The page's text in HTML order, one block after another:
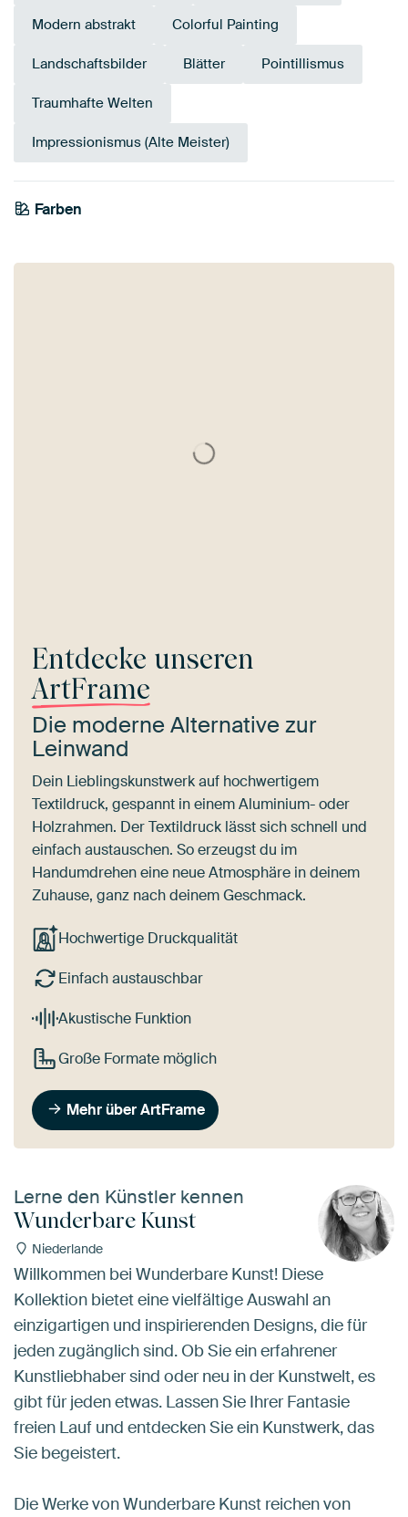
Modern abstrakt Colorful Painting
Landschaftsbilder Blätter Pointillismus
Traumhafte Welten
Impressionismus (Alte Meister)
Farben
Teal
Smaragdgrün
Early Dew
Entdecke unseren
ArtFrame
Die moderne Alternative zur
Leinwand
Dein Lieblingskunstwerk auf hochwertigem
Textildruck, gespannt in einem Aluminium- oder
Holzrahmen. Der Textildruck lässt sich schnell und
einfach austauschen. So erzeugst du im
Handumdrehen eine neue Atmosphäre in deinem
Zuhause, ganz nach deinem Geschmack.
Hochwertige Druckqualität
Einfach austauschbar
Akustische Funktion
Große Formate möglich
Mehr über ArtFrame
Lerne den Künstler kennen
Wunderbare Kunst
Niederlande
Willkommen bei Wunderbare Kunst! Diese
Kollektion bietet eine vielfältige Auswahl an
einzigartigen und inspirierenden Designs, die für
jeden zugänglich sind. Ob Sie ein erfahrener
Kunstliebhaber sind oder neu in der Kunstwelt, es
gibt für jeden etwas. Lassen Sie Ihrer Fantasie
freien Lauf und entdecken Sie ein Kunstwerk, das
Sie begeistert.
Die Werke von Wunderbare Kunst reichen von